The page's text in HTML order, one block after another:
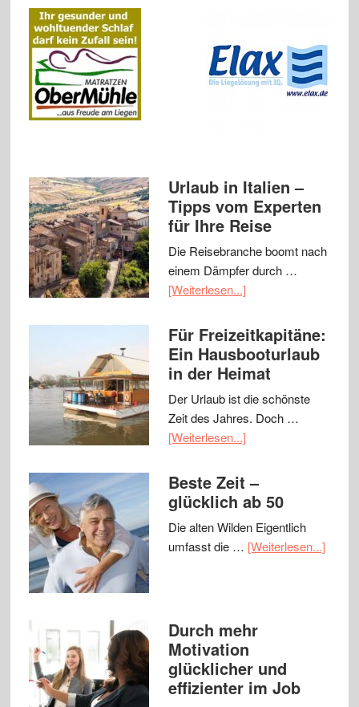
Urlaub in Italien –
Tipps vom Experten
für Ihre Reise
Die Reisebranche boomt nach
einem Dämpfer durch …
[Weiterlesen...]
Für Freizeitkapitäne:
Ein Hausbooturlaub
in der Heimat
Der Urlaub ist die schönste
Zeit des Jahres. Doch …
[Weiterlesen...]
Beste Zeit –
glücklich ab 50
Die alten Wilden Eigentlich
umfasst die … [Weiterlesen...]
Durch mehr
Motivation
glücklicher und
effizienter im Job